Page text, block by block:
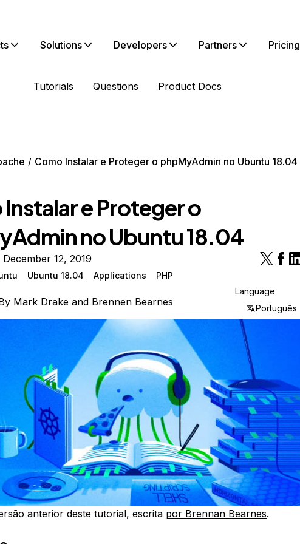
Solutions Developers Partners Pricing
Tutorials Questions Product Docs
Como Instalar e Proteger o phpMyAdmin no Ubuntu 18.04
e Proteger o
no Ubuntu 18.04
12, 2019
Ubuntu 18.04 Applications PHP
Mark Drakeand Brennen Bearnes
Language
Português
anterior deste tutorial, escrita por Brennan Bearnes.